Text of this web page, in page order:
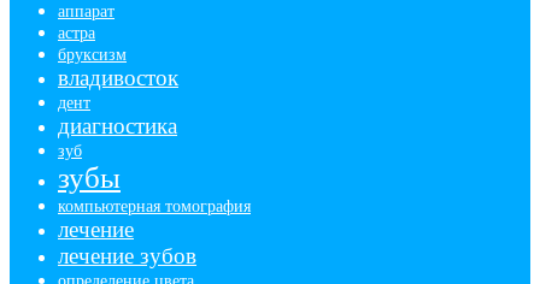
аппарат
астра
бруксизм
владивосток
дент
диагностика
зуб
зубы
компьютерная томография
лечение
лечение зубов